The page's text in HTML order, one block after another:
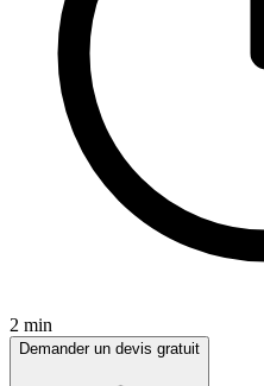
2 min
Demander un devis gratuit